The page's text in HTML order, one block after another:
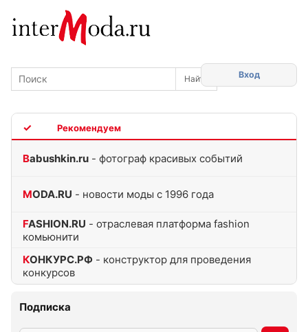
Вход
Babushkin.ru - фотограф красивых событий
MODA.RU - новости моды с 1996 года
FASHION.RU - отраслевая платформа fashion
комьюнити
КОНКУРС.РФ - конструктор для проведения
конкурсов
Подписка